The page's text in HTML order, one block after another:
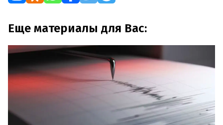
Еще материалы для Вас: